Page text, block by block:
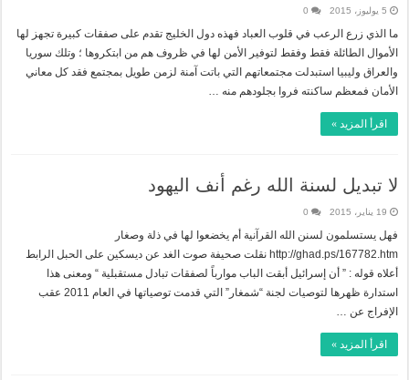
5 يوليوز، 2015 0
ما الذي زرع الرعب في قلوب العباد فهذه دول الخليج تقدم على صفقات كبيرة تجهز لها
الأموال الطائلة فقط وفقط لتوفير الأمن لها في ظروف هم من ابتكروها ؛ وتلك سوريا
والعراق وليبيا استبدلت مجتمعاتهم التي باتت آمنة لزمن طويل بمجتمع فقد كل معاني
الأمان فمعظم ساكنته فروا بجلودهم منه …
اقرأ المزيد »
لا تبديل لسنة الله رغم أنف اليهود
19 يناير، 2015 0
فهل يستسلمون لسنن الله القرآنية أم يخضعوا لها في ذلة وصغار
http://ghad.ps/167782.htm نقلت صحيفة صوت الغد عن ديسكين على الحبل الرابط
أعلاه قوله : ” أن إسرائيل أبقت الباب موارباً لصفقات تبادل مستقبلية “ ومعنى هذا
استدارة ظهرها لتوصيات لجنة “شمغار” التي قدمت توصياتها في العام 2011 عقب
الإفراج عن …
اقرأ المزيد »